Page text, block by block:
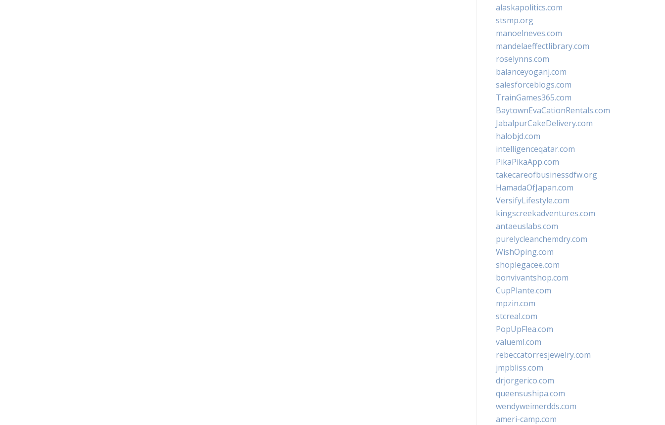
alaskapolitics.com
stsmp.org
manoelneves.com
mandelaeffectlibrary.com
roselynns.com
balanceyoganj.com
salesforceblogs.com
TrainGames365.com
BaytownEvaCationRentals.com
JabalpurCakeDelivery.com
halobjd.com
intelligenceqatar.com
PikaPikaApp.com
takecareofbusinessdfw.org
HamadaOfJapan.com
VersifyLifestyle.com
kingscreekadventures.com
antaeuslabs.com
purelycleanchemdry.com
WishOping.com
shoplegacee.com
bonvivantshop.com
CupPlante.com
mpzin.com
stcreal.com
PopUpFlea.com
valueml.com
rebeccatorresjewelry.com
jmpbliss.com
drjorgerico.com
queensushipa.com
wendyweimerdds.com
ameri-camp.com